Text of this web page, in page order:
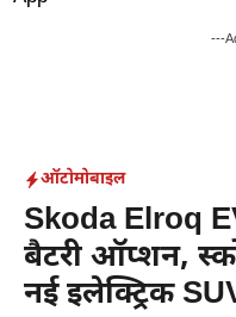
Skip
---
ऑटोमोबाइल
Skoda Elroq
बैटरी ऑप्शन,
नई इलेक्ट्रिक